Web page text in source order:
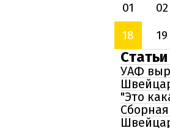
01
02
18
19
Статьи
УАФ
"Это